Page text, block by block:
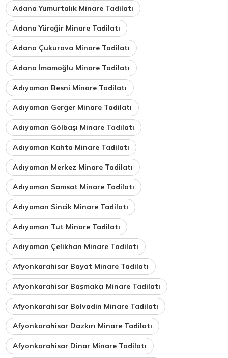
Adana Yumurtalık Minare Tadilatı
Adana Yüreğir Minare Tadilatı
Adana Çukurova Minare Tadilatı
Adana İmamoğlu Minare Tadilatı
Adıyaman Besni Minare Tadilatı
Adıyaman Gerger Minare Tadilatı
Adıyaman Gölbaşı Minare Tadilatı
Adıyaman Kahta Minare Tadilatı
Adıyaman Merkez Minare Tadilatı
Adıyaman Samsat Minare Tadilatı
Adıyaman Sincik Minare Tadilatı
Adıyaman Tut Minare Tadilatı
Adıyaman Çelikhan Minare Tadilatı
Afyonkarahisar Bayat Minare Tadilatı
Afyonkarahisar Başmakçı Minare Tadilatı
Afyonkarahisar Bolvadin Minare Tadilatı
Afyonkarahisar Dazkırı Minare Tadilatı
Afyonkarahisar Dinar Minare Tadilatı